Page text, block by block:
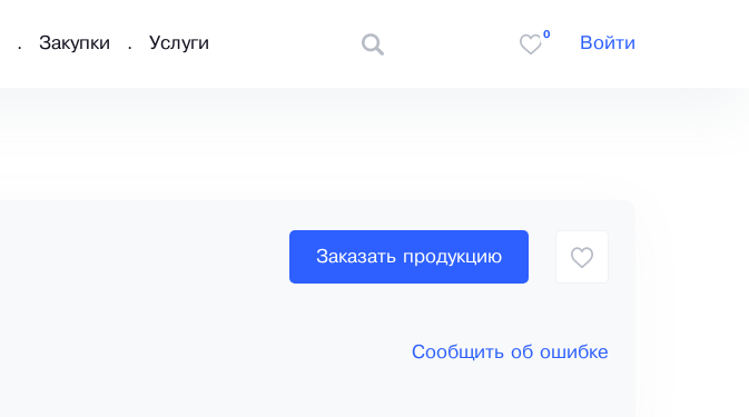
Закупки Услуги
0
Войти
Заказать продукцию
Сообщить об ошибке